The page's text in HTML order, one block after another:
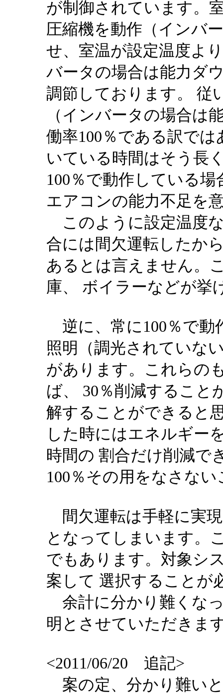
が制御されています。
圧縮機を動作（インバ
せ、室温が設定温度よ
バータの場合は能力ダ
調節しております。 従
（インバータの場合は
働率100％である訳で
いている時間はそう長
100％で動作している
エアコンの能力不足を
このように設定温度
合には間欠運転したか
あるとは言えません。
庫、 ボイラーなどが挙
逆に、常に100％で動
照明（調光されていな
があります。これらの
ば、 30％削減すること
解することができると
した時にはエネルギー
時間の 割合だけ削減で
100％その用をなさな
間欠運転は手軽に実
となってしまいます。
でもあります。対象シ
案して 選択することが
余計に分かり難くな
明とさせていただきま
<2011/06/20 追記>
案の定、分かり難い